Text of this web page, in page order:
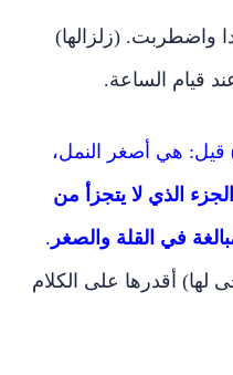
واضطربت. (زلزالها)
قيام الساعة.
قيل: هي أصغر النمل،
الذي لا يتجزأ من
في القلة والصغر .
لها) أقدرها على الكلام